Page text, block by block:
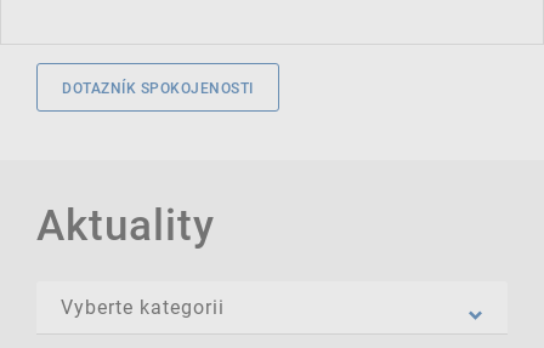
DOTAZNÍK SPOKOJENOSTI
Aktuality